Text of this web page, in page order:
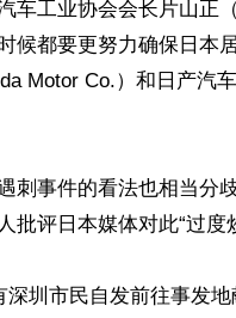
车工业协会会长片山正
候都要更努力确保日本
Motor Co.）和日产汽
刺事件的看法也相当分
评日本媒体对此“过度
圳市民自发前往事发